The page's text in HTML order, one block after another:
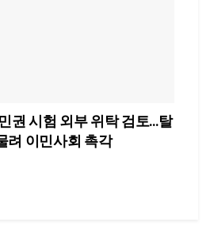
권 시험 외부 위탁 검토…탈
려 이민사회 촉각